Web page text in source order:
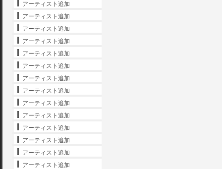
アーティスト追加
アーティスト追加
アーティスト追加
アーティスト追加
アーティスト追加
アーティスト追加
アーティスト追加
アーティスト追加
アーティスト追加
アーティスト追加
アーティスト追加
アーティスト追加
アーティスト追加
アーティスト追加